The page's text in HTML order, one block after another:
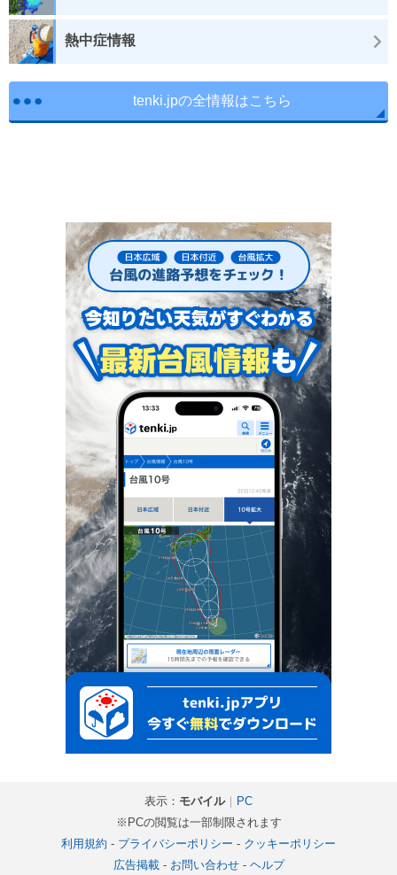
熱中症情報
tenki.jpの全情報はこちら
表示： モバイル｜ PC
※PCの閲覧は一部制限されます
利用規約 - プライバシーポリシー - クッキーポリシー
広告掲載- お問い合わせ- ヘルプ